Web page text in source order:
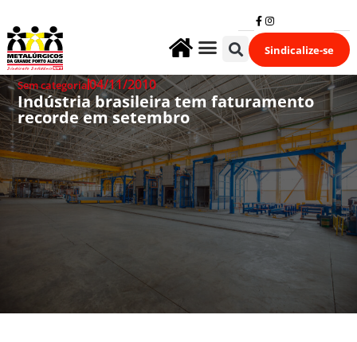
Sindicalize-se
Sem categoria04/11/2010
Indústria brasileira tem faturamento
recorde em setembro